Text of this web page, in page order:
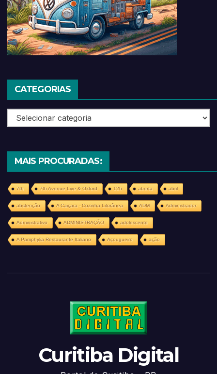
CATEGORIAS
Categorias
MAIS PROCURADAS:
7th 7th Avenue Live & Oxford 12h aberta abril
abstenção A Caiçara - Cozinha Litorânea ADM Administrador
Administrativo ADMINISTRAÇÃO adolescente
A Pamphylia Restaurante Italiano Açougueiro ação
Curitiba Digital